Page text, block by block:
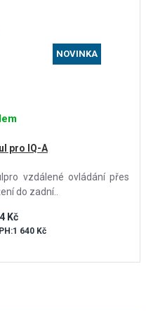
NOVINKA
pro IQ-A
vzdálené ovládání přes
do zadní..
Kč
640 Kč